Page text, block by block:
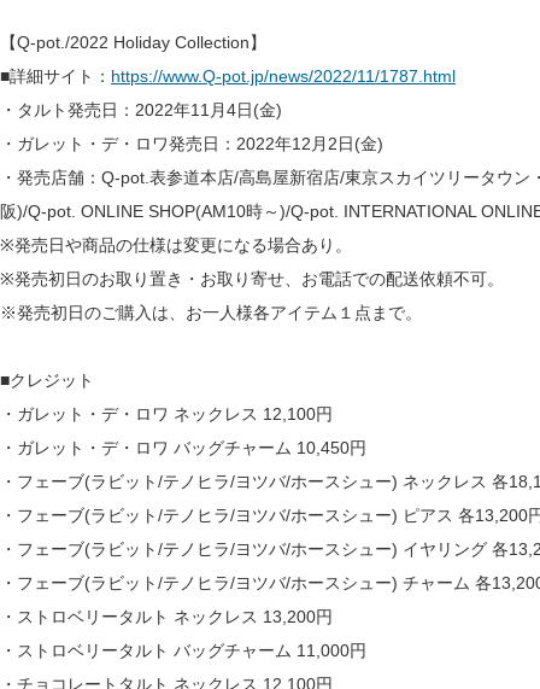
【Q-pot./2022 Holiday Collection】
■詳細サイト： https://www.Q-pot.jp/news/2022/11/1787.html
・タルト発売日：2022年11月4日(金)
・ガレット・デ・ロワ発売日：2022年12月2日(金)
・発売店舗：Q-pot.表参道本店/高島屋新宿店/東京スカイツリータウ
阪)/Q-pot. ONLINE SHOP(AM10時～)/Q-pot. INTERNATIONAL
※発売日や商品の仕様は変更になる場合あり。
※発売初日のお取り置き・お取り寄せ、お電話での配送依頼不可。
※発売初日のご購入は、お一人様各アイテム１点まで。
■クレジット
・ガレット・デ・ロワ ネックレス 12,100円
・ガレット・デ・ロワ バッグチャーム 10,450円
・フェーブ(ラビット/テノヒラ/ヨツバ/ホースシュー) ネックレス 各
・フェーブ(ラビット/テノヒラ/ヨツバ/ホースシュー) ピアス 各
・フェーブ(ラビット/テノヒラ/ヨツバ/ホースシュー) イヤリング 各
・フェーブ(ラビット/テノヒラ/ヨツバ/ホースシュー) チャーム 各
・ストロベリータルト ネックレス 13,200円
・ストロベリータルト バッグチャーム 11,000円
・チョコレートタルト ネックレス 12,100円